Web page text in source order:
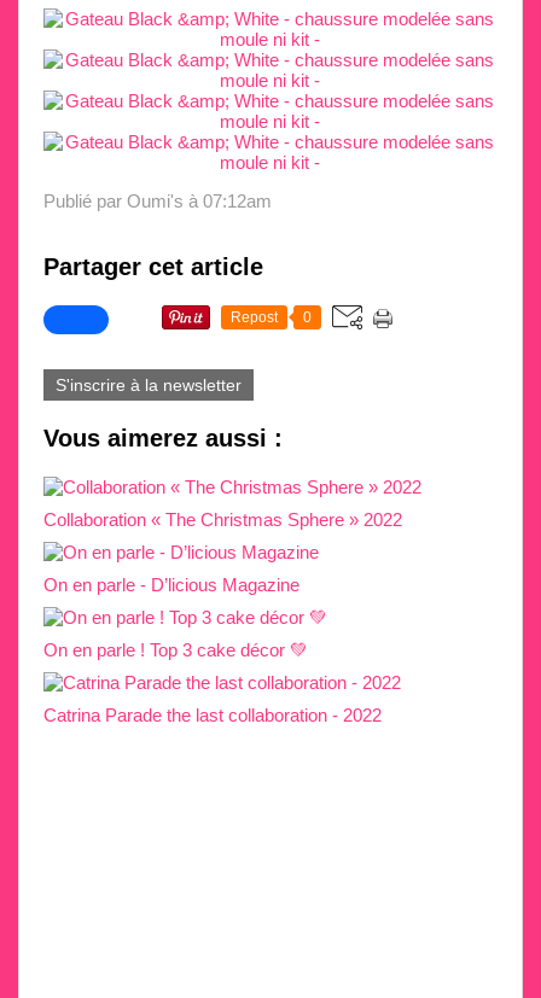
Publié par Oumi's à 07:12am
Partager cet article
Repost 0
S'inscrire à la newsletter
Vous aimerez aussi :
Collaboration « The Christmas Sphere » 2022
On en parle - D’licious Magazine
On en parle ! Top 3 cake décor 💚
Catrina Parade the last collaboration - 2022